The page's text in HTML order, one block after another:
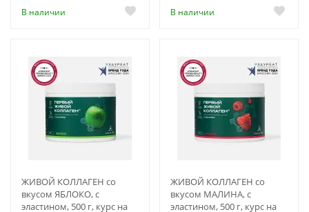
В наличии В наличии
ЖИВОЙ КОЛЛАГЕН со
вкусом ЯБЛОКО, с
эластином, 500 г, курс на
ЖИВОЙ КОЛЛАГЕН со
вкусом МАЛИНА, с
эластином, 500 г, курс на